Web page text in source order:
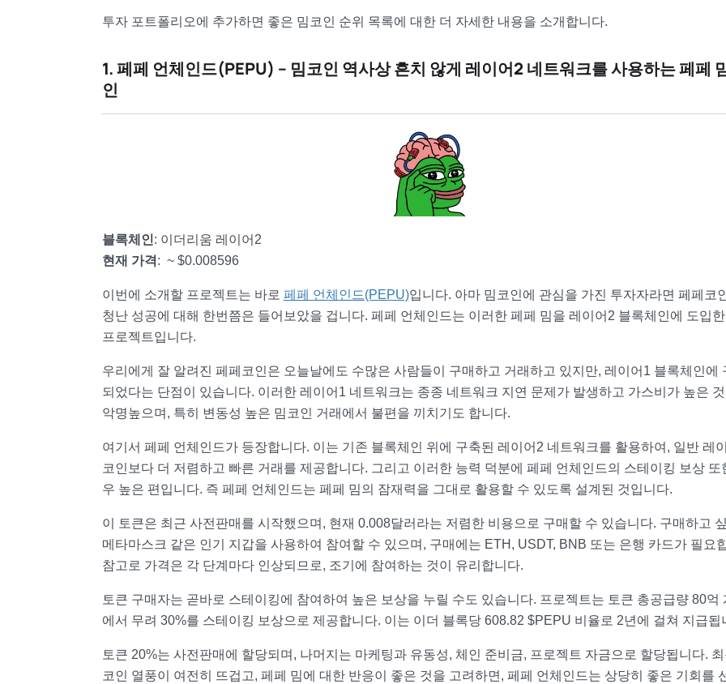
투자 포트폴리오에 추가하면 좋은 밈코인 순위 목록에 대한 더 자세한 내용을 소개합니다.
1. 페페 언체인드(PEPU) – 밈코인 역사상 흔치 않게 레이어2 네트워크를 사용하는 페페
인
블록체인: 이더리 움 레이어2
현재 가격 : ~ $0.008596
이번에 소개할 프로젝트는 바로 페페 언체인드(PEPU)입니다. 아마 밈코인에 관심을 가진 투자자라면 페페코
청난 성공에 대해 한번쯤은 들어보았을 겁니다. 페페 언체인드는 이러한 페페 밈을 레이어2 블록체인에 도입
프로젝트입니다.
우리에게 잘 알려진 페페코인은 오늘날에도 수많은 사람들이 구매하고 거래하고 있지만, 레이어1 블록체인에
되었다는 단점이 있습니다. 이러한 레이어1 네트워크는 종종 네트워크 지연 문제가 발생하고 가스비가 높은
악명높으며, 특히 변동성 높은 밈코인 거래에서 불편을 끼치기도 합니다.
여기서 페페 언체인드가 등장합니다. 이는 기존 블록체인 위에 구축된 레이어2 네트워크를 활용하여, 일반 레
코인보다 더 저렴하고 빠른 거래를 제공합니다. 그리고 이러한 능력 덕분에 페페 언체인드의 스테이킹 보상 또
우 높은 편입니다. 즉 페페 언체인드는 페페 밈의 잠재력을 그대로 활용할 수 있도록 설계된 것입니다.
이 토큰은 최근 사전판매를 시작했으며, 현재 0.008달러라는 저렴한 비용으로 구매할 수 있습니다. 구매하고
메타마스크 같은 인기 지갑을 사용하여 참여할 수 있으며, 구매에는 ETH, USDT, BNB 또는 은행 카드가 필요
참고로 가격은 각 단계마다 인상되므로, 조기에 참여하는 것이 유리합니다.
토큰 구매자는 곧바로 스테이킹에 참여하여 높은 보상을 누릴 수도 있습니다. 프로젝트는 토큰 총공급량 80억
에서 무려 30%를 스테이킹 보상으로 제공합니다. 이는 이더 블록당 608.82 $PEPU 비율로 2년에 걸쳐 지급됩
토큰 20%는 사전판매에 할당되며, 나머지는 마케팅과 유동성, 체인 준비금, 프로젝트 자금으로 할당됩니다.
코인 열풍이 여전히 뜨겁고, 페페 밈에 대한 반응이 좋은 것을 고려하면, 페페 언체인드는 상당히 좋은 기회를